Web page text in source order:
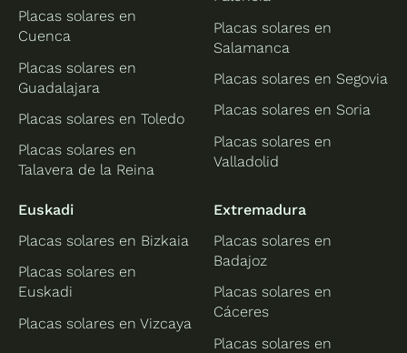
Placas solares en
Cuenca
Placas solares en
Guadalajara
Placas solares en Toledo
Placas solares en
Talavera de la Reina
Placas solares en
Salamanca
Placas solares en Segovia
Placas solares en Soria
Placas solares en
Valladolid
Euskadi
Placas solares en Bizkaia
Placas solares en
Euskadi
Placas solares en Vizcaya
Extremadura
Placas solares en
Badajoz
Placas solares en
Cáceres
Placas solares en